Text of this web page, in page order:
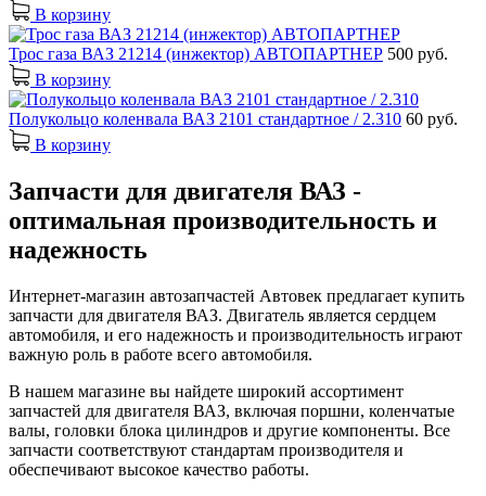
В корзину
Трос газа ВАЗ 21214 (инжектор) АВТОПАРТНЕР 500 руб.
В корзину
Полукольцо коленвала ВАЗ 2101 стандартное / 2.310 60 руб.
В корзину
Запчасти для двигателя ВАЗ -
оптимальная производительность и
надежность
Интернет-магазин автозапчастей Автовек предлагает купить
запчасти для двигателя ВАЗ. Двигатель является сердцем
автомобиля, и его надежность и производительность играют
важную роль в работе всего автомобиля.
В нашем магазине вы найдете широкий ассортимент
запчастей для двигателя ВАЗ, включая поршни, коленчатые
валы, головки блока цилиндров и другие компоненты. Все
запчасти соответствуют стандартам производителя и
обеспечивают высокое качество работы.